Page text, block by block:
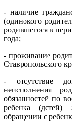
- наличие
(одинокого
родившегося в
года;
- проживание
Ставропольского
- отсутствие
неисполнения
обязанностей по
ребенка (детей)
обращении с